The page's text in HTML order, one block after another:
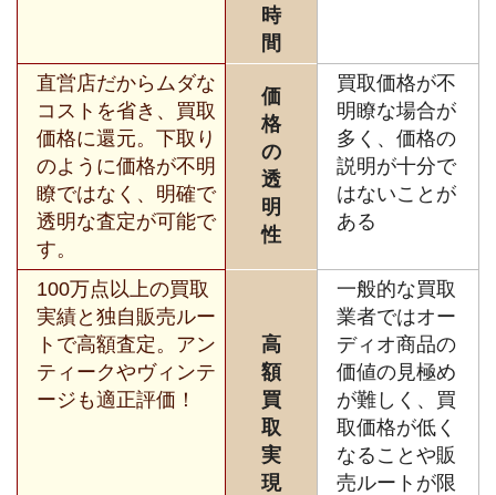
時
間
直営店だからムダな
コストを省き、買取
価格に還元。下取り
のように価格が不明
瞭ではなく、明確で
透明な査定が可能で
す。
価
格
の
透
明
性
買取価格が不
明瞭な場合が
多く、価格の
説明が十分で
はないことが
ある
100万点以上の買取
実績と独自販売ルー
トで高額査定。アン
ティークやヴィンテ
ージも適正評価！
高
額
買
取
実
現
一般的な買取
業者ではオー
ディオ商品の
価値の見極め
が難しく、買
取価格が低く
なることや販
売ルートが限